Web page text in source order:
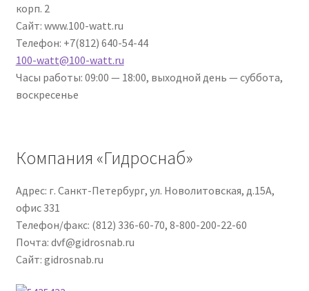
корп. 2
Сайт: www.100-watt.ru
Телефон: +7(812) 640-54-44
100-watt@100-watt.ru
Часы работы: 09:00 — 18:00, выходной день — суббота,
воскресенье
Компания «Гидроснаб»
Адрес: г. Санкт-Петербург, ул. Новолитовская, д.15А,
офис 331
Телефон/факс: (812) 336-60-70, 8-800-200-22-60
Почта: dvf@gidrosnab.ru
Сайт: gidrosnab.ru